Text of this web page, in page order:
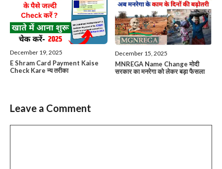
December 19, 2025
E Shram Card Payment Kaise
Check Kare न्य तरीका
December 15, 2025
MNREGA Name Change मोदी
सरकार का मनरेगा को लेकर बड़ा फैसला
Leave a Comment